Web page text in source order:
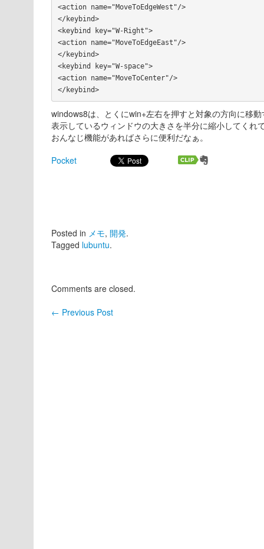
<action name="MoveToEdgeWest"/>
</keybind>
<keybind key="W-Right">
<action name="MoveToEdgeEast"/>
</keybind>
<keybind key="W-space">
<action name="MoveToCenter"/>
</keybind>
windows8は、とくにwin+左右を押すと対象の方向に移動
表示しているウィンドウの大きさを半分に縮小してくれ
おんなじ機能があればさらに便利だなぁ。
Pocket
Posted in メモ, 開発.
Tagged lubuntu.
Comments are closed.
← Previous Post